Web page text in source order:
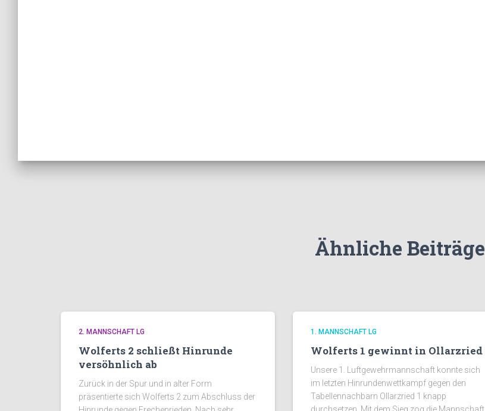
Ähnliche Beiträge
2. MANNSCHAFT LG
Wolferts 2 schließt Hinrunde
versöhnlich ab
Zurück in der Spur und in alter Form
präsentierte sich Wolferts 2 zum Abschluss der
1. MANNSCHAFT LG
Wolferts 1 gewinnt in Ollarzried
Unsere 1. Luftgewehrmannschaft konnte sich
im letzten Hinrundenwettkampf gegen den
Tabellennachbarn Ollarzried 1 knapp